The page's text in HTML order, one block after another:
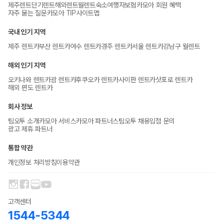
제주렌트단기렌트해외렌트월렌트숙소여행자보험카모아 회원 혜택
자주 묻는 질문카모아 TIP사이트맵
국내 인기 지역
제주 렌트카부산 렌트카여수 렌트카경주 렌트카서울 렌트카강남구 월렌트
해외 인기 지역
오키나와 렌트카괌 렌트카후쿠오카 렌트카사이판 렌트카삿포로 렌트카
해외 편도 렌트카
회사 정보
팀오투 소개카모아 서비스카모아 파트너스팀오투 채용입점 문의
광고 제휴 파트너
통합 약관
개인정보 처리방침이용약관
고객센터
1544-5344